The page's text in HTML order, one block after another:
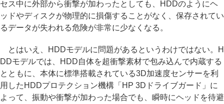
セス中に外部から衝撃が加わったとしても、HDDのようにヘ
ッドやディスクが物理的に損傷することがなく、保存されてい
るデータが失われる危険が非常に少なくなる。
とはいえ、HDDモデルに問題があるというわけではない。H
DDモデルでは、HDD自体を超衝撃素材で包み込んで内蔵する
とともに、本体に標準搭載されている3D加速度センサーを利
用したHDDプロテクション機構「HP 3Dドライブガード」に
よって、振動や衝撃が加わった場合でも、瞬時にヘッドを待避